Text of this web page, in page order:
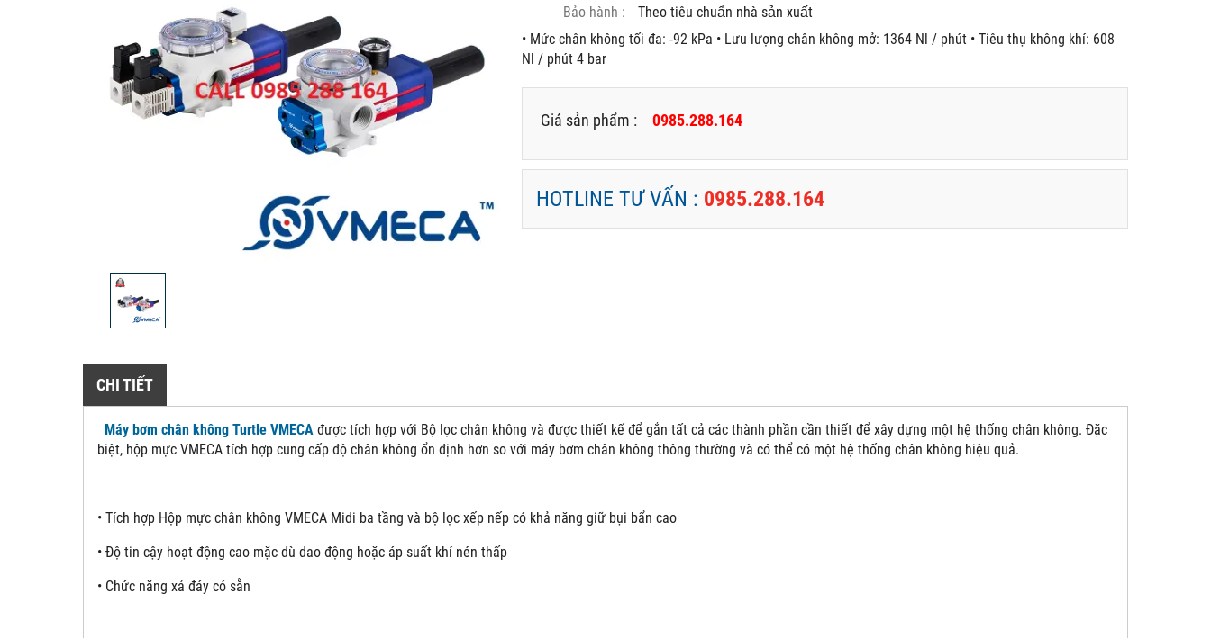
Bảo hành :
Theo tiêu chuẩn nhà sản xuất
• Mức chân không tối đa: -92 kPa • Lưu lượng chân không mở: 1364 Nl / phút • Tiêu thụ không khí: 608
Nl / phút 4 bar
Giá sản phẩm : 0985.288.164
HOTLINE TƯ VẤN : 0985.288.164
CHI TIẾT
Máy bơm chân không Turtle VMECA được tích hợp với Bộ lọc chân không và được thiết kế để gắn tất cả các thành phần cần thiết để xây dựng một hệ thống chân không. Đặc
biệt, hộp mực VMECA tích hợp cung cấp độ chân không ổn định hơn so với máy bơm chân không thông thường và có thể có một hệ thống chân không hiệu quả.
• Tích hợp Hộp mực chân không VMECA Midi ba tầng và bộ lọc xếp nếp có khả năng giữ bụi bẩn cao
• Độ tin cậy hoạt động cao mặc dù dao động hoặc áp suất khí nén thấp
• Chức năng xả đáy có sẵn